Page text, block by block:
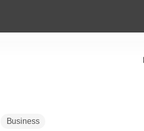
Business